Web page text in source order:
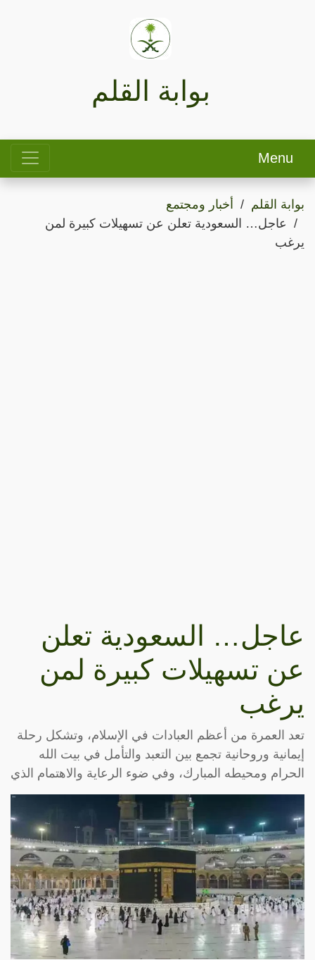
بوابة القلم
Menu
بوابة القلم
أخبار ومجتمع
عاجل… السعودية تعلن عن تسهيلات كبيرة لمن
يرغب
عاجل… السعودية تعلن
عن تسهيلات كبيرة لمن
يرغب
تعد العمرة من أعظم العبادات في الإسلام، وتشكل رحلة
إيمانية وروحانية تجمع بين التعبد والتأمل في بيت الله
الحرام ومحيطه المبارك، وفي ضوء الرعاية والاهتمام الذي